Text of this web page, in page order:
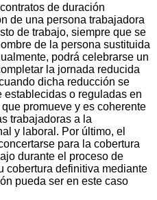
de duración
de una persona trabajadora
de trabajo, siempre que se
de la persona sustituida
podrá celebrarse un
la jornada reducida
dicha reducción se
o reguladas en
promueve y es coherente
trabajadoras a la
y laboral. Por último, el
para la cobertura
durante el proceso de
cobertura definitiva mediante
pueda ser en este caso